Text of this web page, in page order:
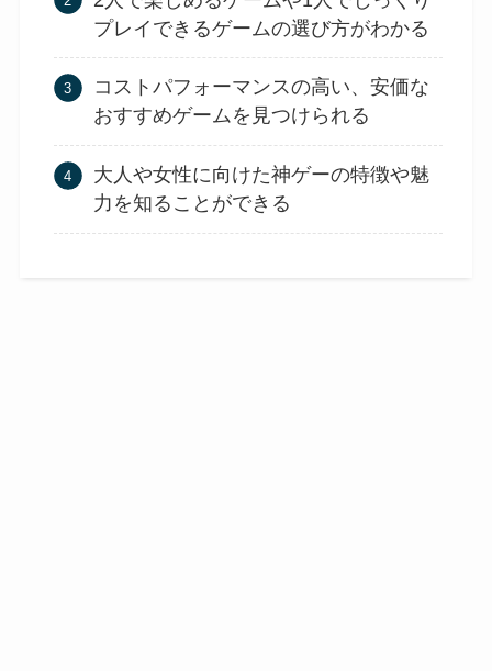
プレイできるゲームの選び方がわかる
コストパフォーマンスの高い、安価な
おすすめゲームを見つけられる
大人や女性に向けた神ゲーの特徴や魅
力を知ることができる